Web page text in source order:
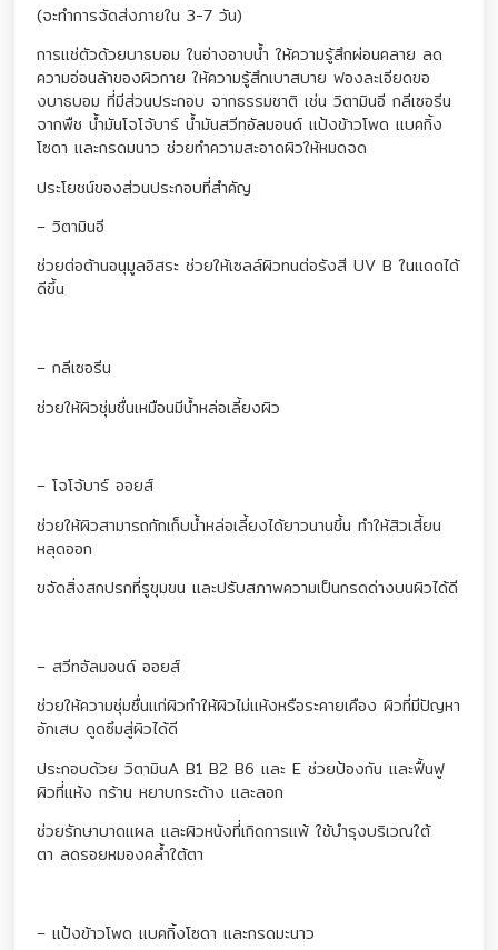
(จะทำการจัดส่งภายใน 3-7 วัน)
การแช่ตัวด้วยบาธบอม ในอ่างอาบน้ำ ให้ความรู้สึกผ่อนคลาย ลด
ความอ่อนล้าของผิวกาย ให้ความรู้สึกเบาสบาย ฟองละเอียดขอ
งบาธบอม ที่มีส่วนประกอบ จากธรรมชาติ เช่น วิตามินอี กลีเซอรีน
จากพืช น้ำมันโจโจ้บาร์ น้ำมันสวีทอัลมอนด์ แป้งข้าวโพด แบคกิ้ง
โซดา และกรดมนาว ช่วยทำความสะอาดผิวให้หมดจด
ประโยชน์ของส่วนประกอบที่สำคัญ
– วิตามินอี
ช่วยต่อต้านอนุมูลอิสระ ช่วยให้เซลล์ผิวทนต่อรังสี UV B ในแดดได้
ดีขึ้น
– กลีเซอรีน
ช่วยให้ผิวชุ่มชื่นเหมือนมีน้ำหล่อเลี้ยงผิว
– โจโจ้บาร์ ออยส์
ช่วยให้ผิวสามารถกักเก็บน้ำหล่อเลี้ยงได้ยาวนานขึ้น ทำให้สิวเสี้ยน
หลุดออก
ขจัดสิ่งสกปรกที่รูขุมขน และปรับสภาพความเป็นกรดด่างบนผิวได้ดี
– สวีทอัลมอนด์ ออยส์
ช่วยให้ความชุ่มชื่นแก่ผิวทำให้ผิวไม่แห้งหรือระคายเคือง ผิวที่มีปัญหา
อักเสบ ดูดซึมสู่ผิวได้ดี
ประกอบด้วย วิตามินA B1 B2 B6 และ E ช่วยป้องกัน และฟื้นฟู
ผิวที่แห้ง กร้าน หยาบกระด้าง และลอก
ช่วยรักษาบาดแผล และผิวหนังที่เกิดการแพ้ ใช้บำรุงบริเวณใต้
ตา ลดรอยหมองคล้ำใต้ตา
– แป้งข้าวโพด แบคกิ้งโซดา และกรดมะนาว